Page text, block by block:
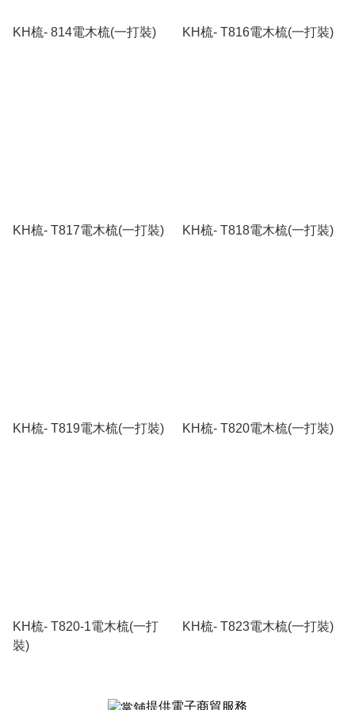
KH梳- 814電木梳(一打裝) KH梳- T816電木梳(一打裝)
KH梳- T817電木梳(一打裝) KH梳- T818電木梳(一打裝)
KH梳- T819電木梳(一打裝) KH梳- T820電木梳(一打裝)
KH梳- T820-1電木梳(一打
裝)
KH梳- T823電木梳(一打裝)
提供電子商貿服務